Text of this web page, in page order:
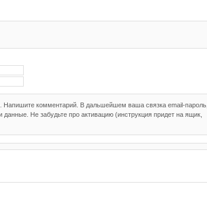
Напишите комментарий. В дальшейшем ваша связка email-пароль,
Не забудьте про активацию (инструкция придет на ящик,